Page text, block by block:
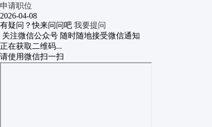
申请职位
2026-04-08
有疑问？快来问问吧 我要提问
关注微信公众号 随时随地接受微信通知
正在获取二维码...
请使用微信扫一扫